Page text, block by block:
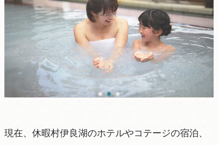
現在、休暇村伊良湖のホテルやコテージの宿泊、